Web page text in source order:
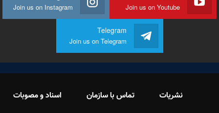
Join us on Youtube
Join us on Instagram
Telegram
Join us on Telegram
نشریات تماس با سازمان اسناد و مصوبات